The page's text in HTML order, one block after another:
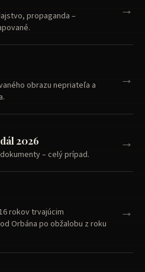
propaganda –
→
obrazu nepriateľa a
→
2026
– celý prípad.
→
rokov trvajúcim
Orbána po obžalobu z roku
→